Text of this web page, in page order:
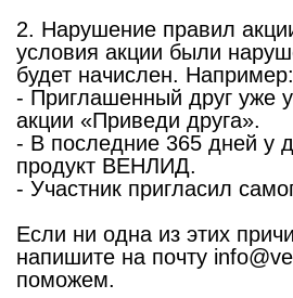
2. Нарушение правил
условия акции были
будет начислен. Например:
- Приглашенный друг уже
акции «Приведи друга».
- В последние 365 дней у
продукт ВЕНЛИД.
- Участник пригласил
Если ни одна из этих
напишите на почту
поможем.